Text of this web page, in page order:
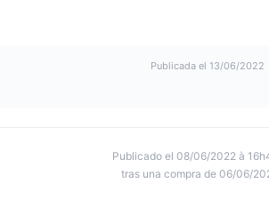
Publicada el 13/06/2022
Publicado el 08/06/2022 à
tras una compra de 06/06/